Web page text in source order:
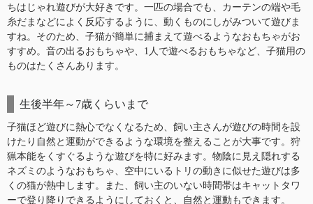
ちはじゃれ遊びが大好きです。一匹の場合でも、カーテンの端や毛
糸だまなどによく反応するように、動くものにしがみついて遊びま
すね。そのため、子猫が簡単に捕まえて遊べるようなおもちゃがお
すすめ。音の出るおもちゃや、1人で遊べるおもちゃなど、子猫用の
ものはたくさんあります。
生後半年～7歳くらいまで
子猫ほど遊びに熱心でなくなるため、飼い主さんが遊びの時間を設
けたり自然と運動ができるような環境を整えることが大事です。狩
猟本能をくすぐるような遊びを特に好みます。物陰に見え隠れする
ネズミのようなおもちゃ、空中にいるトリの動きに似せた遊びは多
くの猫が熱中します。また、飼い主のいない時間帯はキャットタワ
ーで登り降りできるようにしておくと、自然と運動もできます。